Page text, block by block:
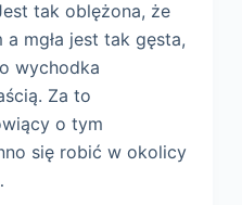
tak oblężona, że
mgła jest tak gęsta,
wychodka
Za to
o tym
się robić w okolicy